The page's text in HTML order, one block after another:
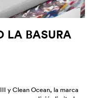
LA BASURA
y Clean Ocean, la marca